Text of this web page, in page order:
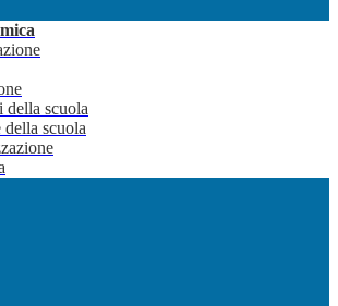
della scuola
della scuola